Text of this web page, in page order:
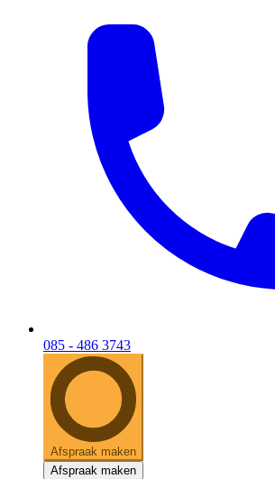
085 - 486 3743
Afspraak maken
Afspraak maken